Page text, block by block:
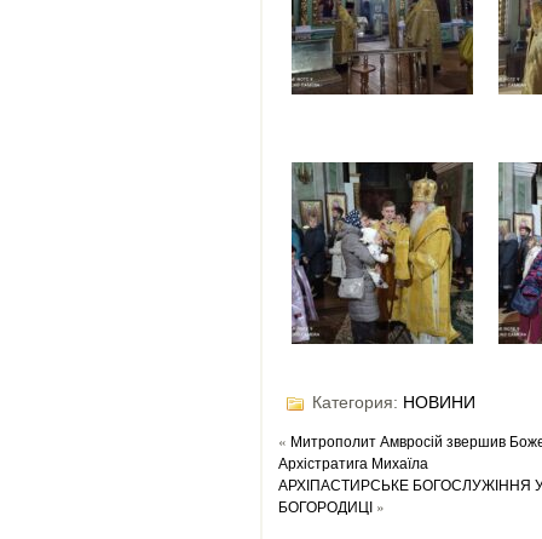
Категория: НОВИНИ
« Митрополит Амвросій звершив
Архістратига Михаїла
АРХІПАСТИРСЬКЕ БОГОСЛУЖІННЯ
БОГОРОДИЦІ »